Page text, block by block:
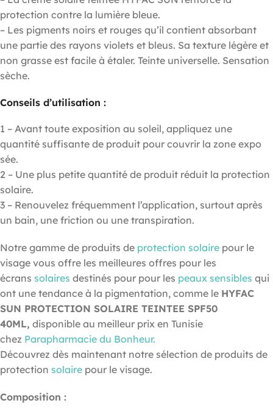
protection contre la lumière bleue.
– Les pigments noirs et rouges qu’il contient absorbant
une partie des rayons violets et bleus. Sa texture légère et
non grasse est facile à étaler. Teinte universelle. Sensation
sèche.
Conseils d’utilisation :
1 – Avant toute exposition au soleil, appliquez une
quantité suffisante de produit pour couvrir la zone expo
sée.
2 – Une plus petite quantité de produit réduit la protection
solaire.
3 – Renouvelez fréquemment l’application, surtout après
un bain, une friction ou une transpiration.
Notre gamme de produits de protection solaire pour le
visage vous offre les meilleures offres pour les
écrans solaires destinés pour pour les peaux sensibles qui
ont une tendance à la pigmentation, comme le HYFAC
SUN PROTECTION SOLAIRE TEINTEE SPF50
40ML, disponible au meilleur prix en Tunisie
chez Parapharmacie du Bonheur.
Découvrez dès maintenant notre sélection de produits de
protection solaire pour le visage.
Composition :